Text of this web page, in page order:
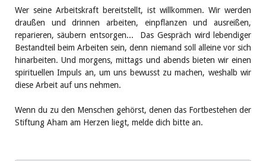
Wer seine Arbeitskraft bereitstellt, ist willkommen. Wir werden
draußen und drinnen arbeiten, einpflanzen und ausreißen,
reparieren, säubern entsorgen... Das Gespräch wird lebendiger
Bestandteil beim Arbeiten sein, denn niemand soll alleine vor sich
hinarbeiten. Und morgens, mittags und abends bieten wir einen
spirituellen Impuls an, um uns bewusst zu machen, weshalb wir
diese Arbeit auf uns nehmen.
Wenn du zu den Menschen gehörst, denen das Fortbestehen der
Stiftung Aham am Herzen liegt, melde dich bitte an.